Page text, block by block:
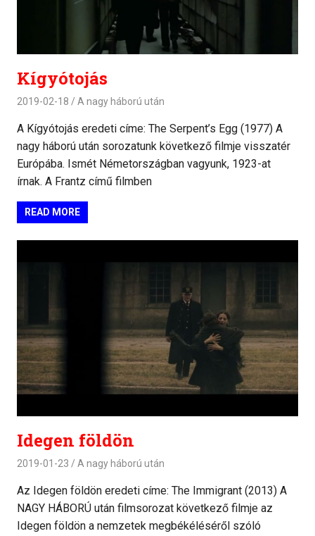
Kígyótojás
2019-02-18 A nagy háború után
A Kígyótojás eredeti címe: The Serpent’s Egg (1977) A
nagy háború után sorozatunk következő filmje visszatér
Európába. Ismét Németországban vagyunk, 1923-at
írnak. A Frantz című filmben
READ MORE
Idegen földön
2019-01-23 A nagy háború után
Az Idegen földön eredeti címe: The Immigrant (2013) A
NAGY HÁBORÚ után filmsorozat következő filmje az
Idegen földön a nemzetek megbékéléséről szóló